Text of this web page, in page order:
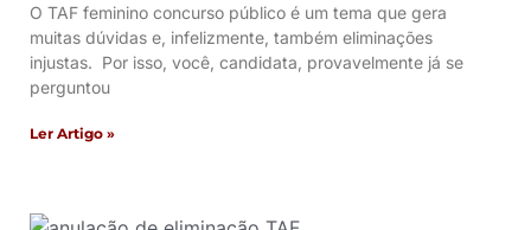
O TAF feminino concurso público é um tema que gera
muitas dúvidas e, infelizmente, também eliminações
injustas. Por isso, você, candidata, provavelmente já se
perguntou
Ler Artigo »